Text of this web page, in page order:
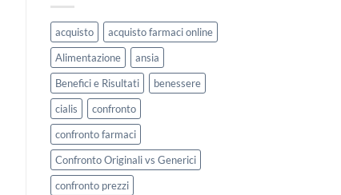
acquisto
acquisto farmaci online
Alimentazione
ansia
Benefici e Risultati
benessere
cialis
confronto
confronto farmaci
Confronto Originali vs Generici
confronto prezzi